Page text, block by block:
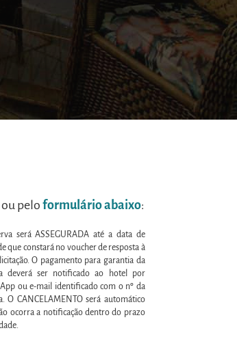
ou peloformulário abaixo:
será ASSEGURADA até a data de
que constará no voucher de resposta à
O pagamento para garantia da
deverá ser notificado ao hotel por
ou e-mail identificado com o nº da
O CANCELAMENTO será automático
ocorra a notificação dentro do prazo